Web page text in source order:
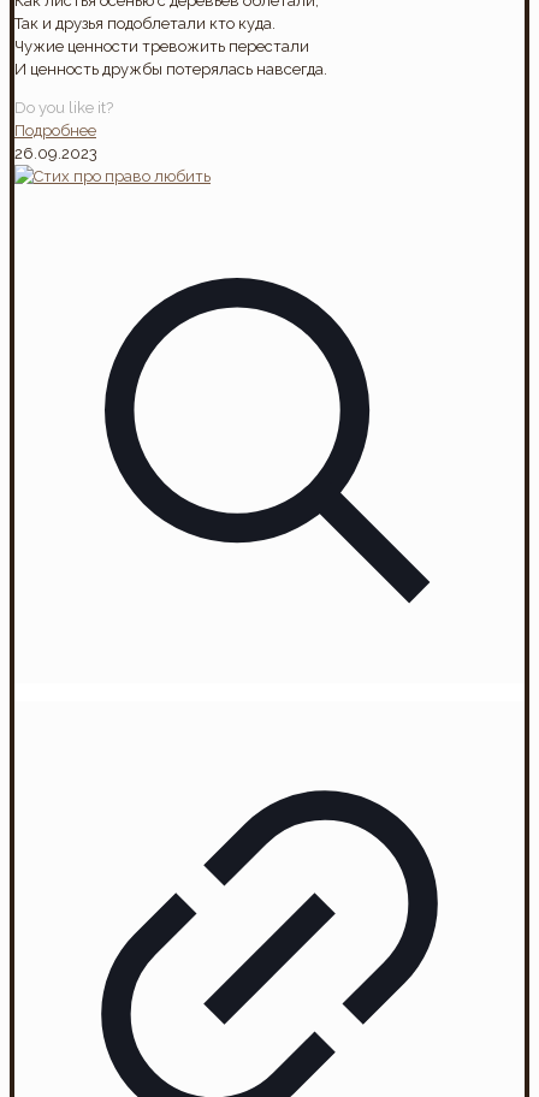
Так и друзья подоблетали кто куда.
Чужие ценности тревожить перестали
И ценность дружбы потерялась навсегда.
Do you like it?
Подробнее
26.09.2023